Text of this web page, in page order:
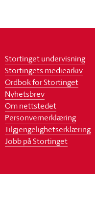
Stortinget undervisning
Stortingets mediearkiv
Ordbok for Stortinget
Nyhetsbrev
Om nettstedet
Personvernerklæring
Tilgjengelighetserklæring
Jobb på Stortinget